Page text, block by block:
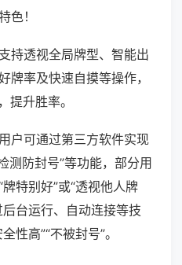
色！
持透视全局牌型、智能出
牌率及快速自摸等操作，
提升胜率。
户可通过第三方软件实现
测防封号”等功能，部分用
特别好”或“透视他人牌
台运行、自动连接等技
性高”“不被封号”。